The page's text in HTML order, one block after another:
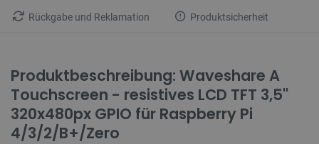
Rückgabe und Reklamation Produktsicherheit
Produktbeschreibung: Waveshare A
Touchscreen - resistives LCD TFT 3,5''
320x480px GPIO für Raspberry Pi
4/3/2/B+/Zero